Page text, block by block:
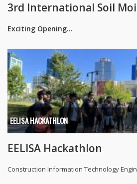
3rd International Soil
Exciting Opening...
EELISA HACKATHLON
EELISA Hackathlon
Construction Information Technology